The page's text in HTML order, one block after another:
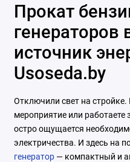
Прокат
источник
Usoseda.by
Отключили свет на
мероприятие или работаете
остро ощущается
электричества. И здесь на
генератор— компактный и